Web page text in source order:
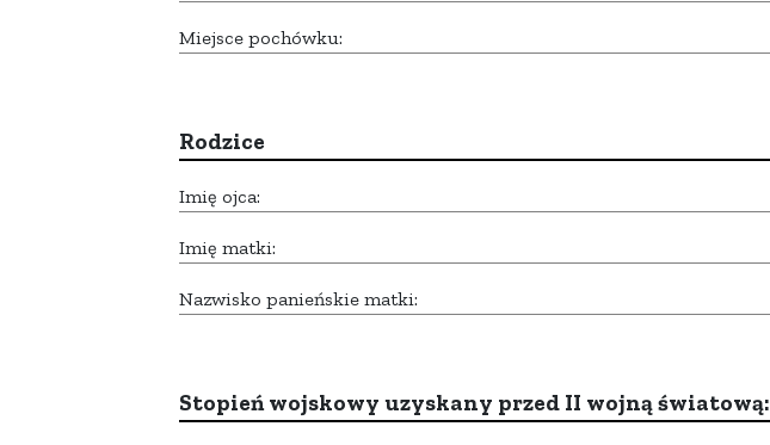
Miejsce pochówku:
Rodzice
Imię ojca:
Imię matki:
Nazwisko panieńskie matki:
Stopień wojskowy uzyskany przed II wojną światową: